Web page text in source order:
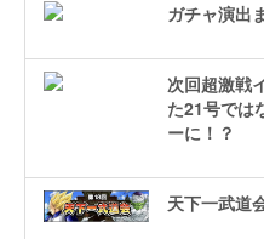
ガチャ演出
次回超激戦
た21号では
ーに！？
天下一武道